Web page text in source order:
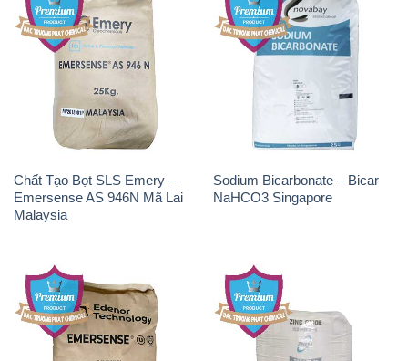
Chất Tạo Bọt SLS Emery –
Emersense AS 946N Mã Lai
Malaysia
Sodium Bicarbonate – Bicar
NaHCO3 Singapore